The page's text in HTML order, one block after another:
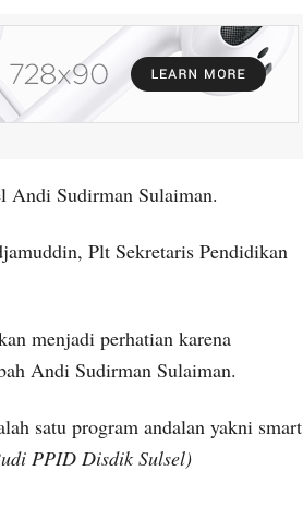
Andi Sudirman Sulaiman.
Plt Sekretaris Pendidikan
menjadi perhatian karena
Andi Sudirman Sulaiman.
satu program andalan yakni smart
PPID Disdik Sulsel)